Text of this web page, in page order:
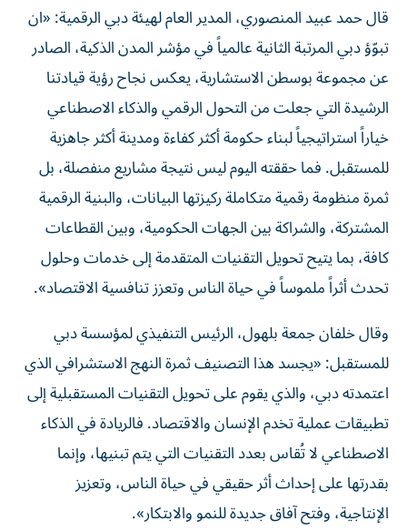
قال حمد عبيد المنصوري، المدير العام لهيئة دبي الرقمية: «ان
تبوّؤ دبي المرتبة الثانية عالمياً في مؤشر المدن الذكية، الصادر
عن مجموعة بوسطن الاستشارية، يعكس نجاح رؤية قيادتنا
الرشيدة التي جعلت من التحول الرقمي والذكاء الاصطناعي
خياراً استراتيجياً لبناء حكومة أكثر كفاءة ومدينة أكثر جاهزية
للمستقبل. فما حققته اليوم ليس نتيجة مشاريع منفصلة، بل
ثمرة منظومة رقمية متكاملة ركيزتها البيانات، والبنية الرقمية
المشتركة، والشراكة بين الجهات الحكومية، وبين القطاعات
كافة، بما يتيح تحويل التقنيات المتقدمة إلى خدمات وحلول
تحدث أثراً ملموساً في حياة الناس وتعزز تنافسية الاقتصاد».
وقال خلفان جمعة بلهول، الرئيس التنفيذي لمؤسسة دبي
للمستقبل: «يجسد هذا التصنيف ثمرة النهج الاستشرافي الذي
اعتمدته دبي، والذي يقوم على تحويل التقنيات المستقبلية إلى
تطبيقات عملية تخدم الإنسان والاقتصاد. فالريادة في الذكاء
الاصطناعي لا تُقاس بعدد التقنيات التي يتم تبنيها، وإنما
بقدرتها على إحداث أثر حقيقي في حياة الناس، وتعزيز
الإنتاجية، وفتح آفاق جديدة للنمو والابتكار».